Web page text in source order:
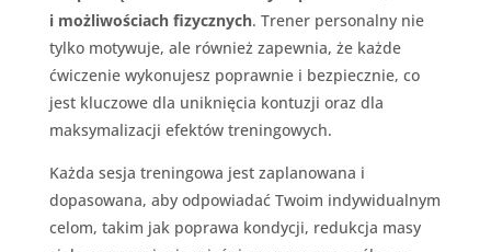
i możliwościach fizycznych. Trener personalny nie
tylko motywuje, ale również zapewnia, że każde
ćwiczenie wykonujesz poprawnie i bezpiecznie, co
jest kluczowe dla uniknięcia kontuzji oraz dla
maksymalizacji efektów treningowych.
Każda sesja treningowa jest zaplanowana i
dopasowana, aby odpowiadać Twoim indywidualnym
celom, takim jak poprawa kondycji, redukcja masy